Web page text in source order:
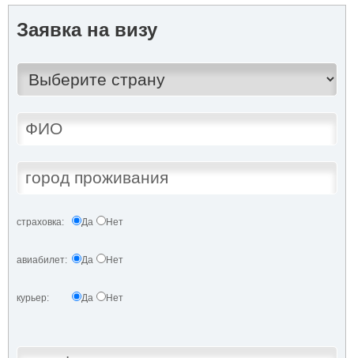
Заявка на визу
страховка: Да Нет
авиабилет: Да Нет
курьер: Да Нет